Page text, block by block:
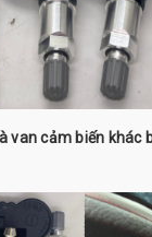
van cảm biến khác